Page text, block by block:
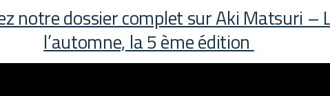
notre dossier complet sur Aki Matsuri –
l’automne, la 5 ème édition